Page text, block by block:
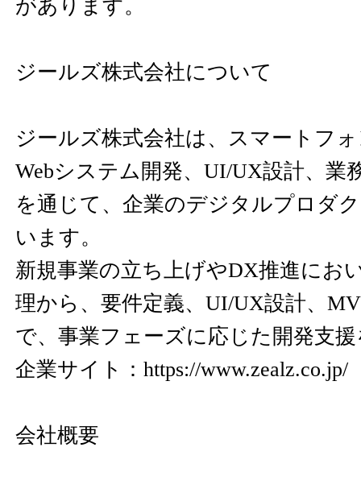
があります。
ジールズ株式会社について
ジールズ株式会社は、スマートフ
Webシステム開発、UI/UX設計、業
を通じて、企業のデジタルプロダ
います。
新規事業の立ち上げやDX推進にお
理から、要件定義、UI/UX設計、
で、事業フェーズに応じた開発支
企業サイト： https://www.zealz.co.jp/
会社概要